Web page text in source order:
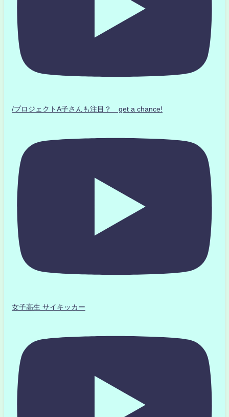
/プロジェクトA子さんも注目？ get a chance!
女子高生 サイキッカー